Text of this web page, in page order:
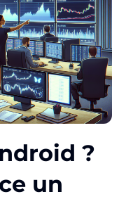
?
un